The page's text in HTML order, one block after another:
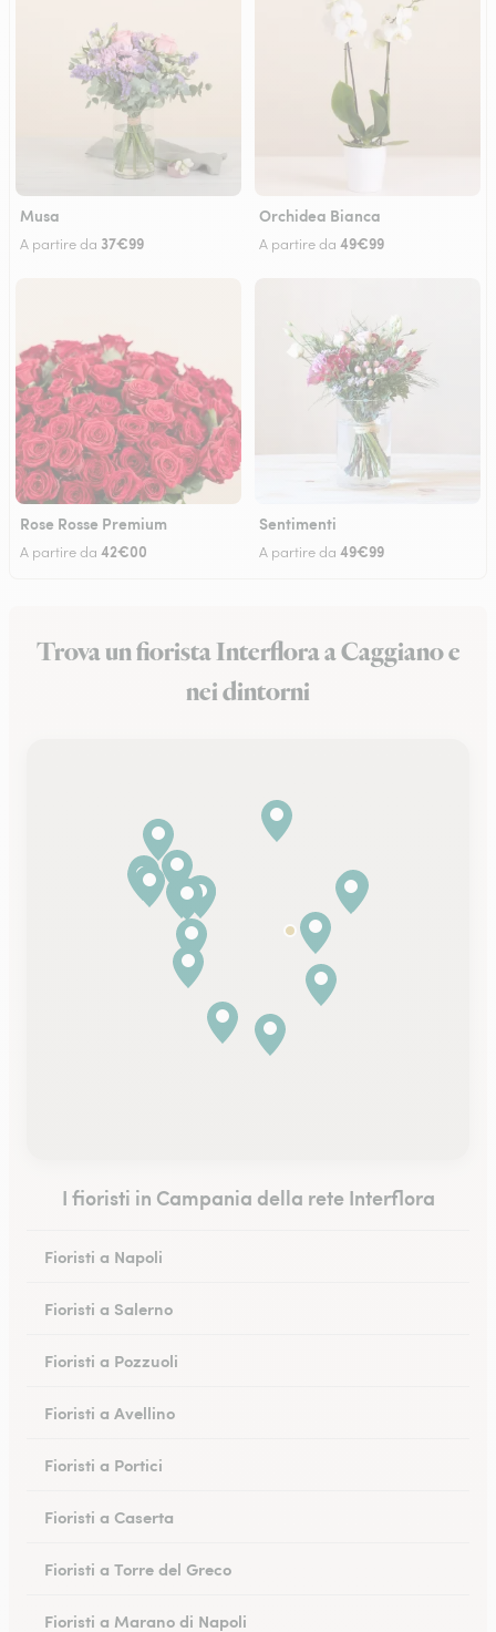
Musa
A partire da 37€99
Orchidea Bianca
A partire da 49€99
Rose Rosse Premium
A partire da 42€00
Sentimenti
A partire da 49€99
Trova un fiorista Interflora a Caggiano e
nei dintorni
I fioristi in Campania della rete Interflora
Fioristi a Napoli
Fioristi a Salerno
Fioristi a Pozzuoli
Fioristi a Avellino
Fioristi a Portici
Fioristi a Caserta
Fioristi a Torre del Greco
Fioristi a Marano di Napoli